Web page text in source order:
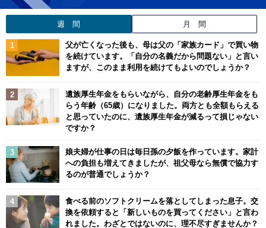
週 間 月 間
父が亡くなった後も、母は父の「家族カード」で買い物
を続けています。「自分の名義だから問題ない」と言い
ますが、このまま利用を続けてもよいのでしょうか？
遺族厚生年金をもらいながら、自分の老齢厚生年金をも
らう年齢（65歳）になりました。両方とも全額もらえる
と思っていたのに、遺族厚生年金が減るって損じゃない
ですか？
娘夫婦が仕事の日は毎日孫の夕飯を作っています。家計
への負担も増えてきましたが、祖父母なら無償で協力す
るのが普通でしょうか？
食べる前のソフトクリームを落としてしまった息子。交
換を依頼すると「新しいものを買ってください」と言わ
れました。わざとではないのに、理不尽すぎませんか？